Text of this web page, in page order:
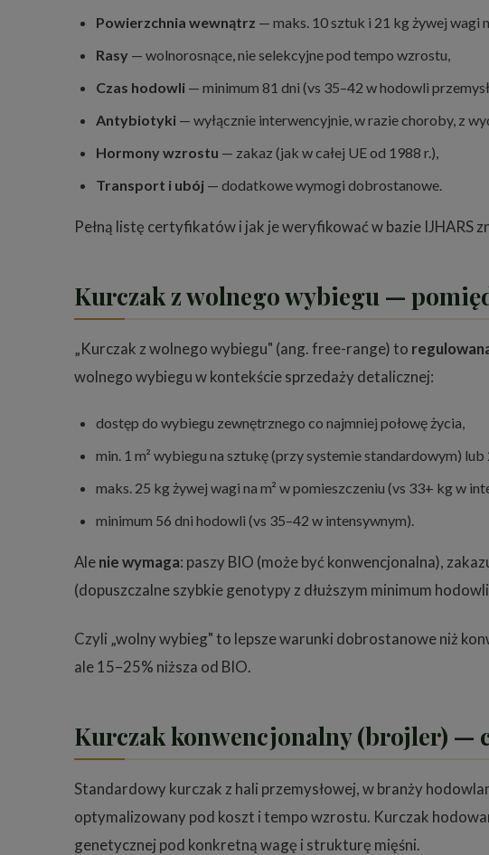
Powierzchnia wewnątrz — maks. 10 sztuk i 21 kg żywej wagi
Rasy — wolnorosnące, nie selekcyjne pod tempo wzrostu,
Czas hodowli — minimum 81 dni (vs 35–42 w hodowli
Antybiotyki — wyłącznie interwencyjnie, w razie choroby, z
Hormony wzrostu — zakaz (jak w całej UE od 1988 r.),
Transport i ubój — dodatkowe wymogi dobrostanowe.
Pełną listę certyfikatów i jak je weryfikować w bazie IJHARS
Kurczak z wolnego wybiegu —
„Kurczak z wolnego wybiegu" (ang. free-range) to
wolnego wybiegu w kontekście sprzedaży detalicznej:
dostęp do wybiegu zewnętrznego co najmniej połowę życia,
min. 1 m² wybiegu na sztukę (przy systemie standardowym)
maks. 25 kg żywej wagi na m² w pomieszczeniu (vs 33+ kg w
minimum 56 dni hodowli (vs 35–42 w intensywnym).
Alenie wymaga: paszy BIO (może być konwencjonalna),
(dopuszczalne szybkie genotypy z dłuższym minimum
Czyli „wolny wybieg" to lepsze warunki dobrostanowe niż
ale 15–25% niższa od BIO.
Kurczak konwencjonalny (brojler) —
Standardowy kurczak z hali przemysłowej, w branży
optymalizowany pod koszt i tempo wzrostu. Kurczak
genetycznej pod konkretną wagę i strukturę mięśni.